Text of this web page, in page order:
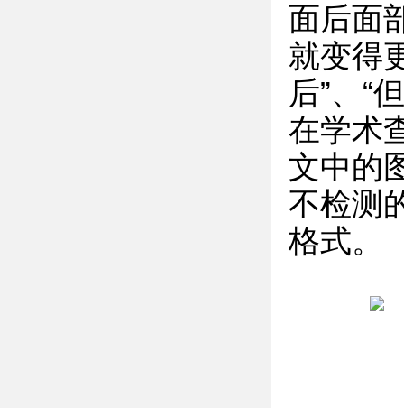
面后面
就变得
后”、“
在学术
文中的
不检测
格式。